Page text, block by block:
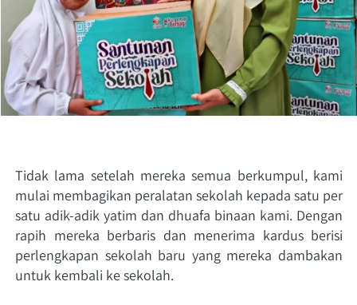
Tidak lama setelah mereka semua berkumpul, kami
mulai membagikan peralatan sekolah kepada satu per
satu adik-adik yatim dan dhuafa binaan kami. Dengan
rapih mereka berbaris dan menerima kardus berisi
perlengkapan sekolah baru yang mereka dambakan
untuk kembali ke sekolah.